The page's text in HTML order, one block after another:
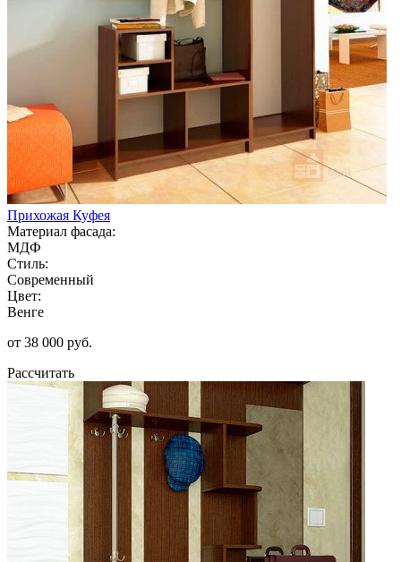
Прихожая Куфея
Материал фасада:
МДФ
Стиль:
Современный
Цвет:
Венге
от 38 000 руб.
Рассчитать